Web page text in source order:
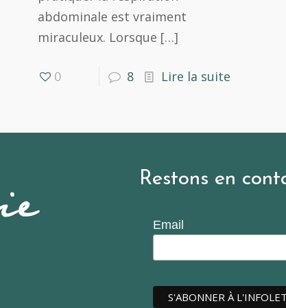
abdominale est vraiment
miraculeux. Lorsque […]
0 8 Lire la suite
Restons en
Email